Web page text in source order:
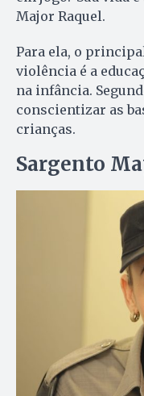
Major Raquel.
Para ela, o
violência é a
na infância.
conscientizar as
crianças.
Sargento